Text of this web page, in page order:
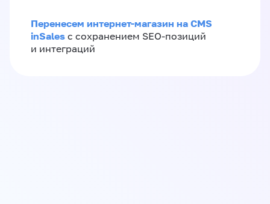
Перенесем интернет-магазин на CMS
inSales с сохранением SEO-позиций
и интеграций